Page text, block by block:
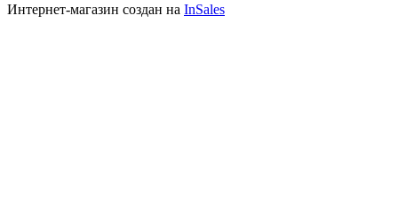
Интернет-магазин создан на InSales